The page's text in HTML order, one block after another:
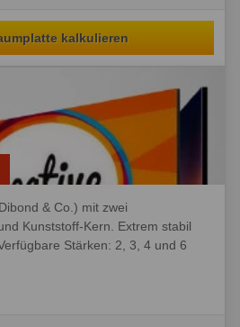
kalkulieren
& Co.) mit zwei
Kunststoff-Kern. Extrem stabil
Stärken: 2, 3, 4 und 6